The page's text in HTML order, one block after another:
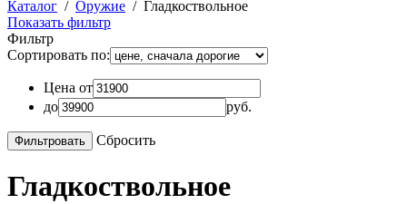
Каталог / Оружие / Гладкоствольное
Показать фильтр
Фильтр
Сортировать по:
Цена от
до
руб.
Сбросить
Гладкоствольное